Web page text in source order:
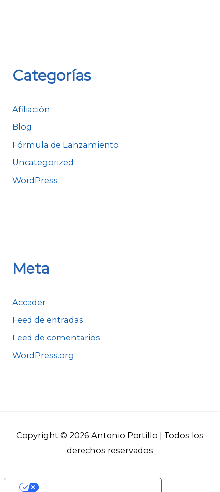
Categorías
Afiliación
Blog
Fórmula de Lanzamiento
Uncategorized
WordPress
Meta
Acceder
Feed de entradas
Feed de comentarios
WordPress.org
Copyright © 2026 Antonio Portillo | Todos los
derechos reservados
Sus opciones de privacidad